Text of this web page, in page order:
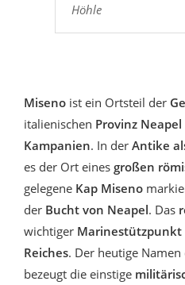
Höhle
Miseno ist ein Ortsteil der
italienischen Provinz Neapel
Kampanien. In der Antike
es der Ort eines großen
gelegene Kap Miseno
der Bucht von Neapel. Das
wichtiger Marinestützpunkt
Reiches. Der heutige Namen
bezeugt die einstige